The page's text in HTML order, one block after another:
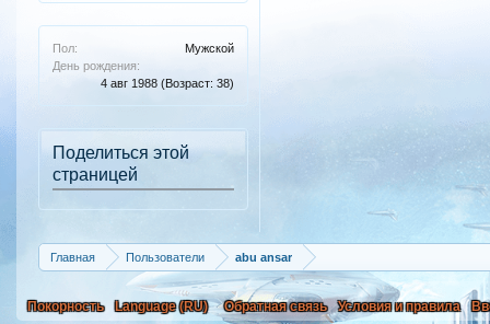
Пол:
Мужской
День рождения:
4 авг 1988 (Возраст: 38)
Поделиться этой
страницей
Главная Пользователи abu ansar
Покорность Language (RU) Обратная связь Условия и правила